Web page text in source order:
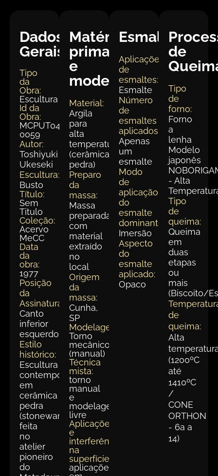
Dados
Gerais:
Tipo
da
Obra:
Escultura
Id da
Obra:
MCPUT047-
0059
Autor:
Toshiyuki
Ukeseki
Escultura:
Busto
Título:
Sem
Titulo
Coleção:
Acervo
MeCC
Data
da
obra:
1977
Posição
da
Assinatura:
Canto
inferior
esquerdo
Estilo
histórico:
Escultura
contemporânea
em
cerâmica
pedra
(stoneware),
feita
no
atelier
pioneiro
do
Matéria
prima
e
modelagem
Material:
Argila
para
alta
temperatura
(cerâmica
pedra)
Preparo
da
massa:
Massa
preparada
com
material
extraído
no
local
Origem
da
massa:
Cunha,
SP
Modelagem:
Torno
mecânico
(manual)
Técnica
mista:
torno
manual
e
modelagem
livre
Aplicações
e
interferências
na
superfície:
aplicações
Esmaltação
Aplicações
de
esmaltes:
Esmalte
Número
de
esmaltes
aplicados:
Apenas
um
esmalte
Modo
de
aplicação
do
esmalte
dominante:
Imersão
Aspecto
do
esmalte
aplicado:
Opaco
de
Tipo
de
forno:
Forno
a
lenha
Modelo
japonês
- Alta
Tipo
de
queima:
Queima
em
duas
etapas
ou
mais
(Biscoito/
de
queima:
Alta
(1200ºC
até
1410ºC
/
CONE
ORTHON
- 6a a
14)